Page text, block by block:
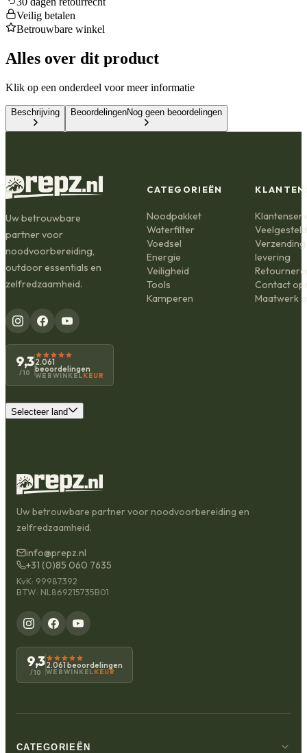
Veilig betalen
Betrouwbare winkel
Alles over dit product
Klik op een onderdeel voor meer informatie
Beschrijving BeoordelingenNog geen beoordelingen
Uw betrouwbare
partner voor
noodvoorbereiding,
outdoor essentials en
zelfredzaamheid.
9,3
/10
2.061
beoordelingen
WEBWINKEL KEUR
Selecteer land
CATEGORIEËN
Noodpakket
Waterfilter
Voedsel
Energie
Veiligheid
Tools
Kamperen
Verzending
levering
Contact
Maatwerk
Uw betrouwbare partner voor noodvoorbereiding en
zelfredzaamheid.
info@prepz.nl
+31 (0)85 060 7635
KvK: 99987392
BTW: NL869215735B01
9,3
/10
2.061 beoordelingen
WEBWINKELKEUR
CATEGORIEËN